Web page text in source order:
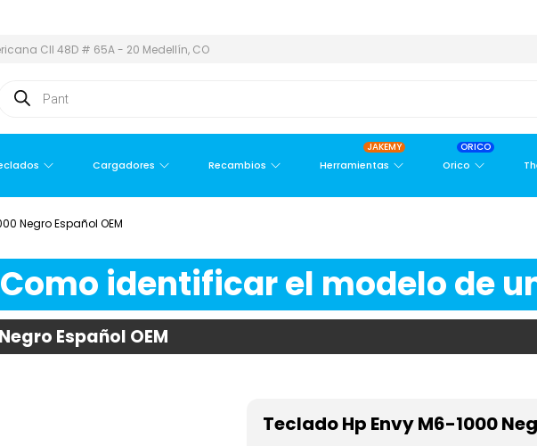
Cll 48D # 65A - 20 Medellín, CO
Cargadores Recambios Herramientas
JAKEMY
Orico
ORICO
Negro Español OEM
identificar el modelo de
Español OEM
Teclado Hp Envy M6-1000